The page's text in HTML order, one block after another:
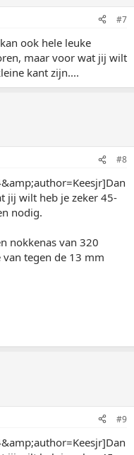
#7
ook hele leuke
maar voor wat jij wilt
kant zijn....
#8
jij wilt heb je zeker 45-
nodig.
nokkenas van 320
tegen de 13 mm
#9